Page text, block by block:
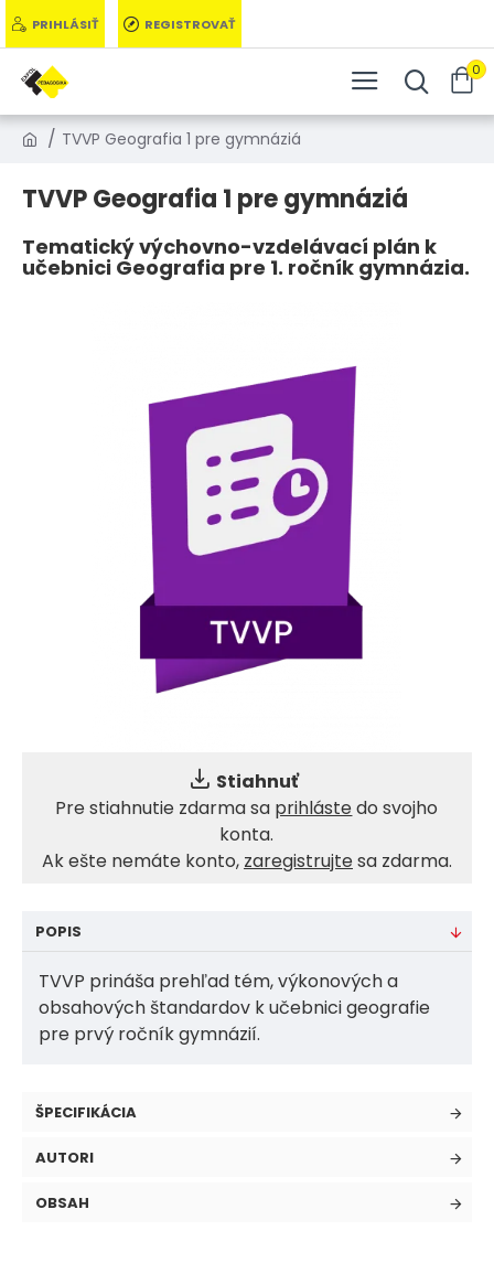
PRIHLÁSIŤ REGISTROVAŤ
0
TVVP Geografia 1 pre gymnáziá
TVVP Geografia 1 pre gymnáziá
Tematický výchovno-vzdelávací plán k
učebnici Geografia pre 1. ročník gymnázia.
Stiahnuť
Pre stiahnutie zdarma sa prihlástedo svojho
konta.
Ak ešte nemáte konto, zaregistrujtesa zdarma.
POPIS
TVVP prináša prehľad tém, výkonových a
obsahových štandardov k učebnici geografie
pre prvý ročník gymnázií.
ŠPECIFIKÁCIA
AUTORI
OBSAH